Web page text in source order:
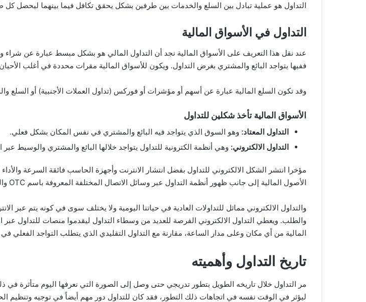
التداول هو عملية تبادل بين السلع والخدمات بين طرفين بشكل يحقق تكافل فيما بينهما ليحصل
التداول في الأسواق المالية
عند نقل هذا التعريف على الأسواق المالية نجد أن التداول المالي هو بشكل مبسط عبارة عن شراء
ففيها يتواجد البائع والمشتري بغرض التداول. ويكون للأسواق المالية مقرات محددة في أغلب
وقد تكون السلع المالية عبارة عن أسهم أو مؤشرات أو فوركس (تداول العملات الأجنبية) أو السلع
الأسواق المالية تأخذ شكلين للتداول
التداول المعتاد: وهو السوق الذي يتواجد فيه البائع والمشتري في نفس المكان بشكل فعلي.
التداول الالكتروني: وهي أنظمة الكترونية للتداول يتواجد خلالها البائع والمشتري والوسيط
مؤخرا انتشر الشكل الالكتروني للتداول بفضل انتشار الانترنت وأجهزة الحاسب فائقة السرعة
الأصول المالية إلى جانب ظهور أنظمة التداول عبر وسائل الاتصال المختلفة المعروفة باسم OTC والتي لا يكون لها مقر محدد للتداول.
والتداول الالكتروني مماثل للتداولات العادية في حياتنا اليومية ولا يختلف سوى في كونه يتم عبر
والطلب. ويعطي التداول الالكتروني الفرصة للعديد من وسطاء التداول ليقدموا منصات للتداول
المالية من أي مكان وعلى مدار الساعة، مقارنة مع التداول التقليدي الذي يتطلب التواجد الفعلي
تاريخ التداول وأهميته
مر التداول خلال تاريخه الطويل بتطور تدريجي حتى وصل إلى الصورة التي نعرفها اليوم متأثرة في
ليؤثر في الوقت نفسه في اتجاهات ذلك التطور، فقد كان للتداول دور مهم أيضاً في توجيه وتنظيم